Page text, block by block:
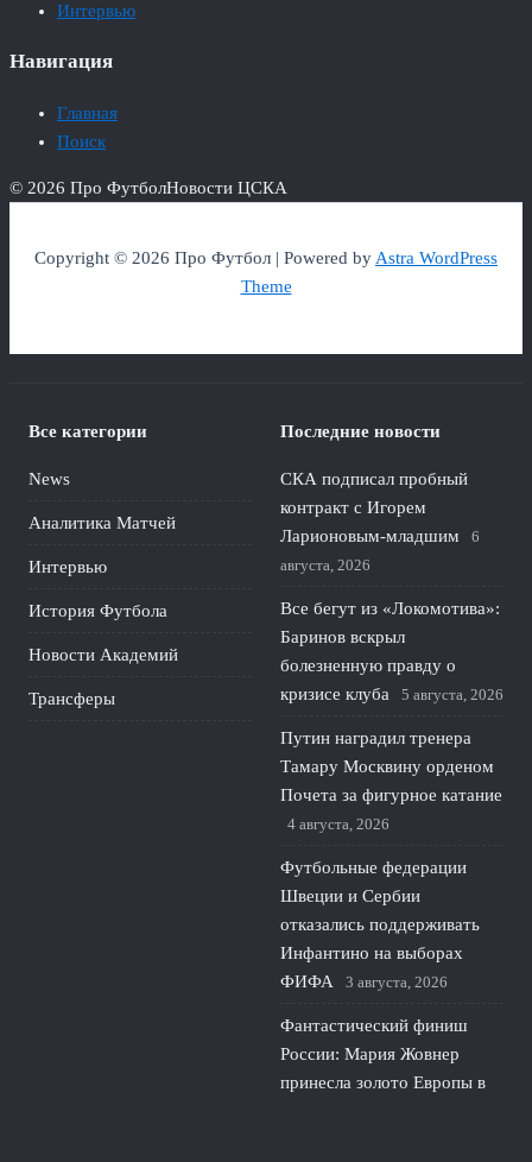
Интервью
Навигация
Главная
Поиск
© 2026 Про ФутболНовости ЦСКА
Copyright © 2026 Про Футбол | Powered byAstra WordPress
Theme
Все категории
News
Аналитика Матчей
Интервью
История Футбола
Новости Академий
Трансферы
Последние новости
СКА подписал пробный
контракт с Игорем
Ларионовым‑младшим
6
августа, 2026
Все бегут из «Локомотива»:
Баринов вскрыл
болезненную правду о
кризисе клуба
5 августа, 2026
Путин наградил тренера
Тамару Москвину орденом
Почета за фигурное катание
4 августа, 2026
Футбольные федерации
Швеции и Сербии
отказались поддерживать
Инфантино на выборах
ФИФА
3 августа, 2026
Фантастический финиш
России: Мария Жовнер
принесла золото Европы в